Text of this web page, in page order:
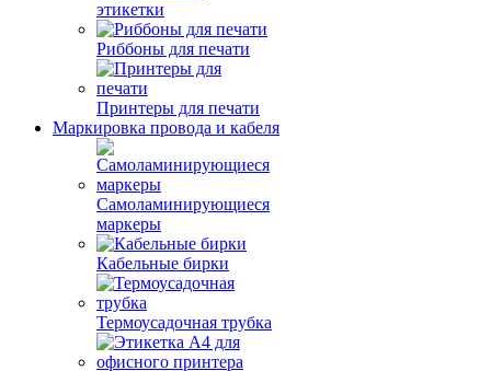
этикетки
Риббоны для печати
Принтеры для печати
Маркировка провода и кабеля
Самоламинирующиеся
маркеры
Кабельные бирки
Термоусадочная трубка